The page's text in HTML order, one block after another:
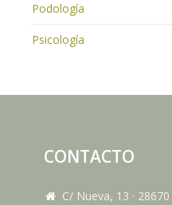
Podología
Psicología
CONTACTO
C/ Nueva, 13 · 28670